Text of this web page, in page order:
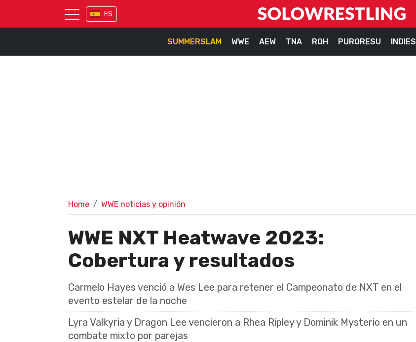
ES
SUMMERSLAM WWE AEW TNA ROH PURORESU INDIES
Home WWE noticias y opinión
WWE NXT Heatwave 2023:
Cobertura y resultados
Carmelo Hayes venció a Wes Lee para retener el Campeonato de NXT en el
evento estelar de la noche
Lyra Valkyria y Dragon Lee vencieron a Rhea Ripley y Dominik Mysterio en un
combate mixto por parejas